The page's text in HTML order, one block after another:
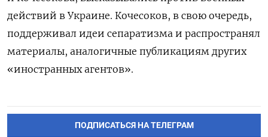
действий в Украине. Кочесоков, в свою очередь,
поддерживал идеи сепаратизма и распространял
материалы, аналогичные публикациям других
«иностранных агентов».
ПОДПИСАТЬСЯ НА ТЕЛЕГРАМ